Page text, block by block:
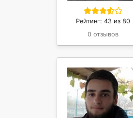
Рейтинг: 43 из 80
0 отзывов